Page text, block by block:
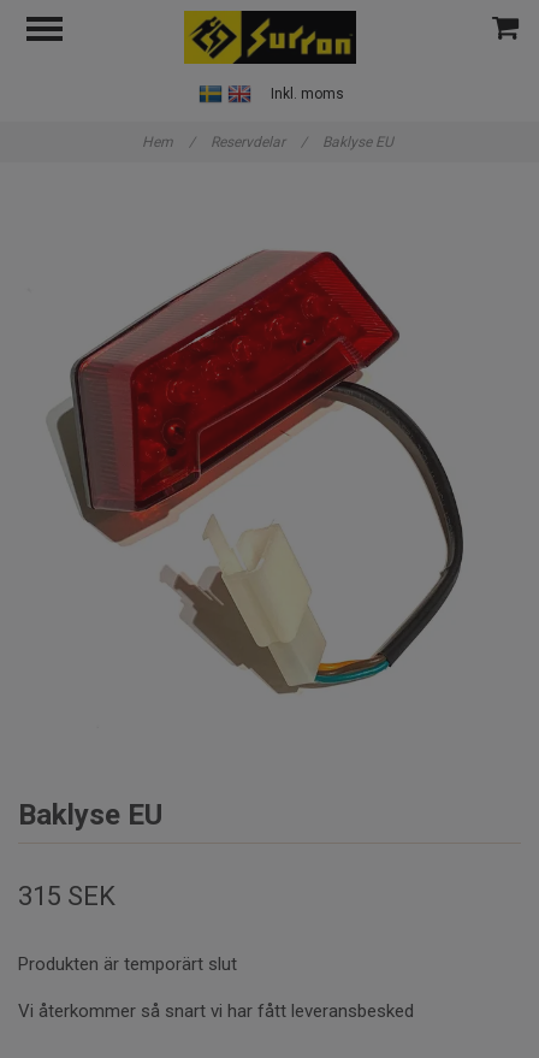
Inkl. moms
Hem / Reservdelar / Baklyse EU
Baklyse EU
315 SEK
Produkten är temporärt slut
Vi återkommer så snart vi har fått leveransbesked